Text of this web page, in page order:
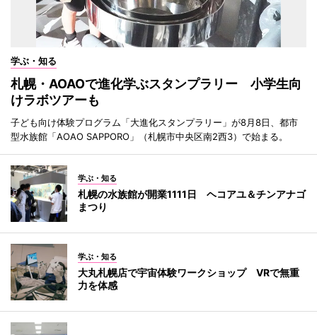
学ぶ・知る
札幌・AOAOで進化学ぶスタンプラリー 小学生向
けラボツアーも
子ども向け体験プログラム「大進化スタンプラリー」が8月8日、都市
型水族館「AOAO SAPPORO」（札幌市中央区南2西3）で始まる。
学ぶ・知る
札幌の水族館が開業1111日 ヘコアユ＆チンアナゴ
まつり
学ぶ・知る
大丸札幌店で宇宙体験ワークショップ VRで無重
力を体感